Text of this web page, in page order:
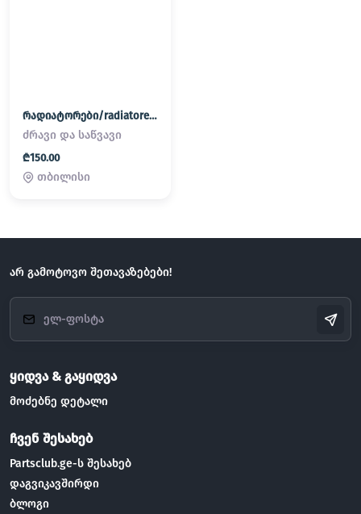
რადიატორები/radiatorebi
ძრავი და საწვავი
₾150.00
თბილისი
არ გამოტოვო შეთავაზებები!
ყიდვა & გაყიდვა
მოძებნე დეტალი
ჩვენ შესახებ
Partsclub.ge-ს შესახებ
დაგვიკავშირდი
ბლოგი